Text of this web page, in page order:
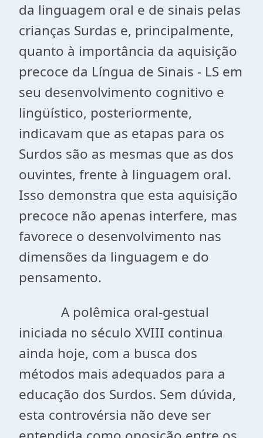
da linguagem oral e de sinais pelas
crianças Surdas e, principalmente,
quanto à importância da aquisição
precoce da Língua de Sinais - LS em
seu desenvolvimento cognitivo e
lingüístico, posteriormente,
indicavam que as etapas para os
Surdos são as mesmas que as dos
ouvintes, frente à linguagem oral.
Isso demonstra que esta aquisição
precoce não apenas interfere, mas
favorece o desenvolvimento nas
dimensões da linguagem e do
pensamento.
A polêmica oral-gestual
iniciada no século XVIII continua
ainda hoje, com a busca dos
métodos mais adequados para a
educação dos Surdos. Sem dúvida,
esta controvérsia não deve ser